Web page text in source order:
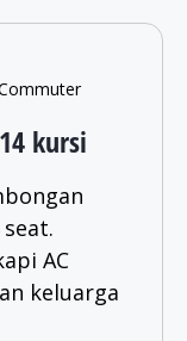
kursi
AC
keluarga